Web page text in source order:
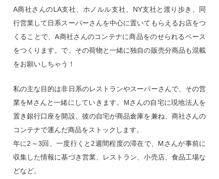
A商社さんのLA支社、ホノルル支社、NY支社と渡り歩き、同
行営業して日系スーパーさんを中心に置いてもらえるお店をつ
くることで、A商社さんのコンテナに商品をのせられるベース
をつくります。で、その荷物と一緒に独自の販売分商品も混載
をお願いしちゃう！
私の主な目的は非日系のレストランやスーパーさんで、その営
業をMさんと一緒にしていきます。Mさんの自宅に現地法人を
置き銀行口座を開設、彼の自宅が商品倉庫を兼ね、商社さんの
コンテナで運んだ商品をストックします。
年に2～3回、一度行くと2週間程度の滞在で、Mさんが事前に
収集した情報に基づき営業、レストラン、小売店、食品工場な
どなど。